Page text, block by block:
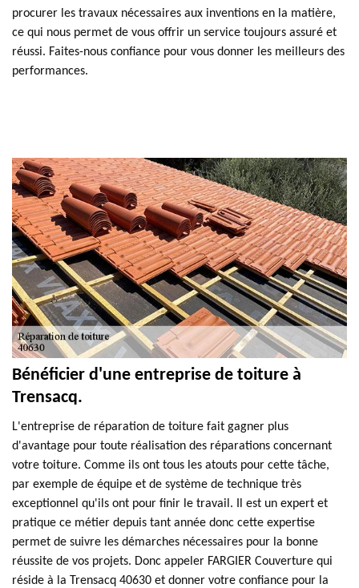
procurer les travaux nécessaires aux inventions en la matière,
ce qui nous permet de vous offrir un service toujours assuré et
réussi. Faites-nous confiance pour vous donner les meilleurs des
performances.
Bénéficier d'une entreprise de toiture à
Trensacq.
L'entreprise de réparation de toiture fait gagner plus
d'avantage pour toute réalisation des réparations concernant
votre toiture. Comme ils ont tous les atouts pour cette tâche,
par exemple de équipe et de système de technique très
exceptionnel qu'ils ont pour finir le travail. Il est un expert et
pratique ce métier depuis tant année donc cette expertise
permet de suivre les démarches nécessaires pour la bonne
réussite de vos projets. Donc appeler FARGIER Couverture qui
réside à la Trensacq 40630 et donner votre confiance pour la